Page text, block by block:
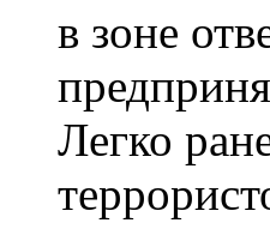
в зоне
Легко